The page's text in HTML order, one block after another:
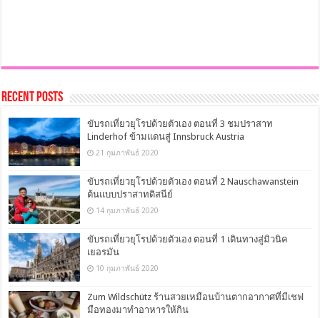
Recent Posts
ขับรถเที่ยวยุโรปด้วยตัวเอง ตอนที่ 3 ชมปราสาท
Linderhof ข้ามแดนสู่ Innsbruck Austria
21 กุมภาพันธ์ 2020
ขับรถเที่ยวยุโรปด้วยตัวเอง ตอนที่ 2 Nauschawanstein
ต้นแบบปราสาทดิสนีย์
14 กุมภาพันธ์ 2020
ขับรถเที่ยวยุโรปด้วยตัวเอง ตอนที่ 1 เดินทางสู่มิวนิค
เยอรมัน
10 กุมภาพันธ์ 2020
Zum Wildschütz ร้านสวยเหมือนบ้านตากอากาศที่มีเชฟ
มือทองมาทำอาหารให้กิน